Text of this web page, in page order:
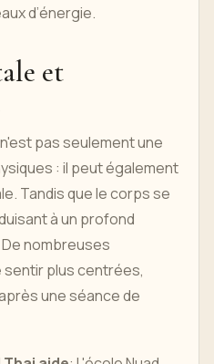
d’énergie.
et
pas seulement une
: il peut également
Tandis que le corps se
à un profond
nombreuses
plus centrées,
une séance de